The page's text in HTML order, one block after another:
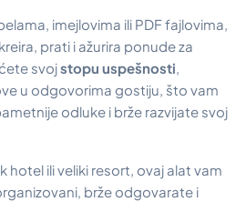
imejlovima ili PDF fajlovima,
prati i ažurira ponude za
svojstopu uspešnosti
u odgovorima gostiju, što vam
odluke i brže razvijate svoj
hotel ili veliki resort, ovaj alat vam
brže odgovarate i